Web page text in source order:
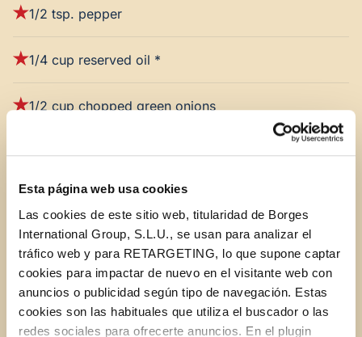
Esta página web usa cookies
Las cookies de este sitio web, titularidad de Borges
International Group, S.L.U., se usan para analizar el
tráfico web y para RETARGETING, lo que supone captar
cookies para impactar de nuevo en el visitante web con
anuncios o publicidad según tipo de navegación. Estas
cookies son las habituales que utiliza el buscador o las
redes sociales para ofrecerte anuncios. En el plugin
1/2 tsp. pepper
1/4 cup reserved oil *
1/2 cup chopped green onions
4 Tbsp. butter
2 cups milk, heated
1/2 cupCara Mia Sun Dried Tomatoes, drained, oil
reserved*